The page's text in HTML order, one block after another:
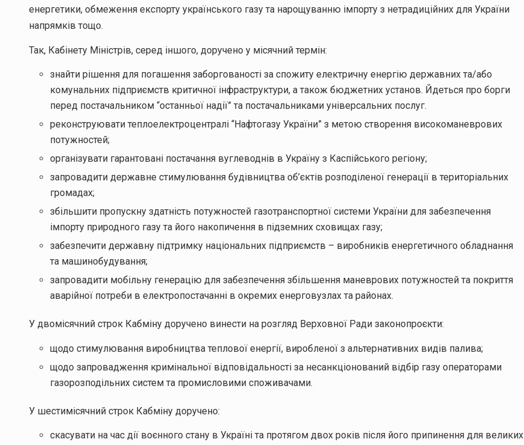
енергетики, обмеження експорту українського газу та нарощуванню імпорту з нетрадиційних для України
напрямків тощо.
Так, Кабінету Міністрів, серед іншого, доручено у місячний термін:
знайти рішення для погашення заборгованості за спожиту електричну енергію державних та/або
комунальних підприємств критичної інфраструктури, а також бюджетних установ. Йдеться про борги
перед постачальником “останньої надії” та постачальниками універсальних послуг.
реконструювати теплоелектроцентралі “Нафтогазу України” з метою створення високоманеврових
потужностей;
організувати гарантовані постачання вуглеводнів в Україну з Каспійського регіону;
запровадити державне стимулювання будівництва об’єктів розподіленої генерації в територіальних
громадах;
збільшити пропускну здатність потужностей газотранспортної системи України для забезпечення
імпорту природного газу та його накопичення в підземних сховищах газу;
забезпечити державну підтримку національних підприємств – виробників енергетичного обладнання
та машинобудування;
запровадити мобільну генерацію для забезпечення збільшення маневрових потужностей та покриття
аварійної потреби в електропостачанні в окремих енерговузлах та районах.
У двомісячний строк Кабміну доручено винести на розгляд Верховної Ради законопроєкти:
щодо стимулювання виробництва теплової енергії, виробленої з альтернативних видів палива;
щодо запровадження кримінальної відповідальності за несанкціонований відбір газу операторами
газорозподільних систем та промисловими споживачами.
У шестимісячний строк Кабміну доручено:
скасувати на час дії воєнного стану в Україні та протягом двох років після його припинення для великих